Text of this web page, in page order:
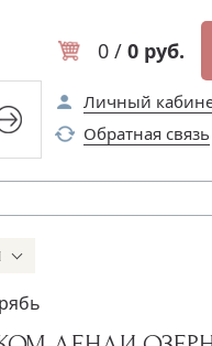
0 / 0 руб.
Личный
Обратная связь